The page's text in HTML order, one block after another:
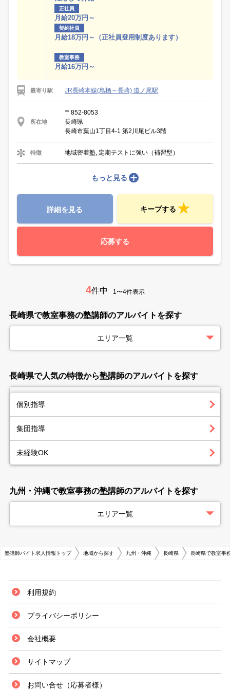
正社員
月給20万円～
契約社員
月給18万円～（正社員登用制度あります）
教室事務
月給16万円～
最寄り駅 JR長崎本線(鳥栖～長崎) 道ノ尾駅
所在地
〒852-8053
長崎県
長崎市葉山1丁目4-1 第2川尾ビル3階
特徴 地域密着塾, 定期テストに強い（補習型）
もっと見る
詳細を見る キープする
応募する
4件中 1〜4件表示
長崎県で教室事務の塾講師のアルバイトを探す
エリア一覧
長崎県で人気の特徴から塾講師のアルバイトを探す
個別指導
集団指導
未経験OK
九州・沖縄で教室事務の塾講師のアルバイトを探す
エリア一覧
塾講師バイト求人情報トップ 地域から探す 九州・沖縄 長崎県 長崎県で教室事
利用規約
プライバシーポリシー
会社概要
サイトマップ
お問い合せ（応募者様）